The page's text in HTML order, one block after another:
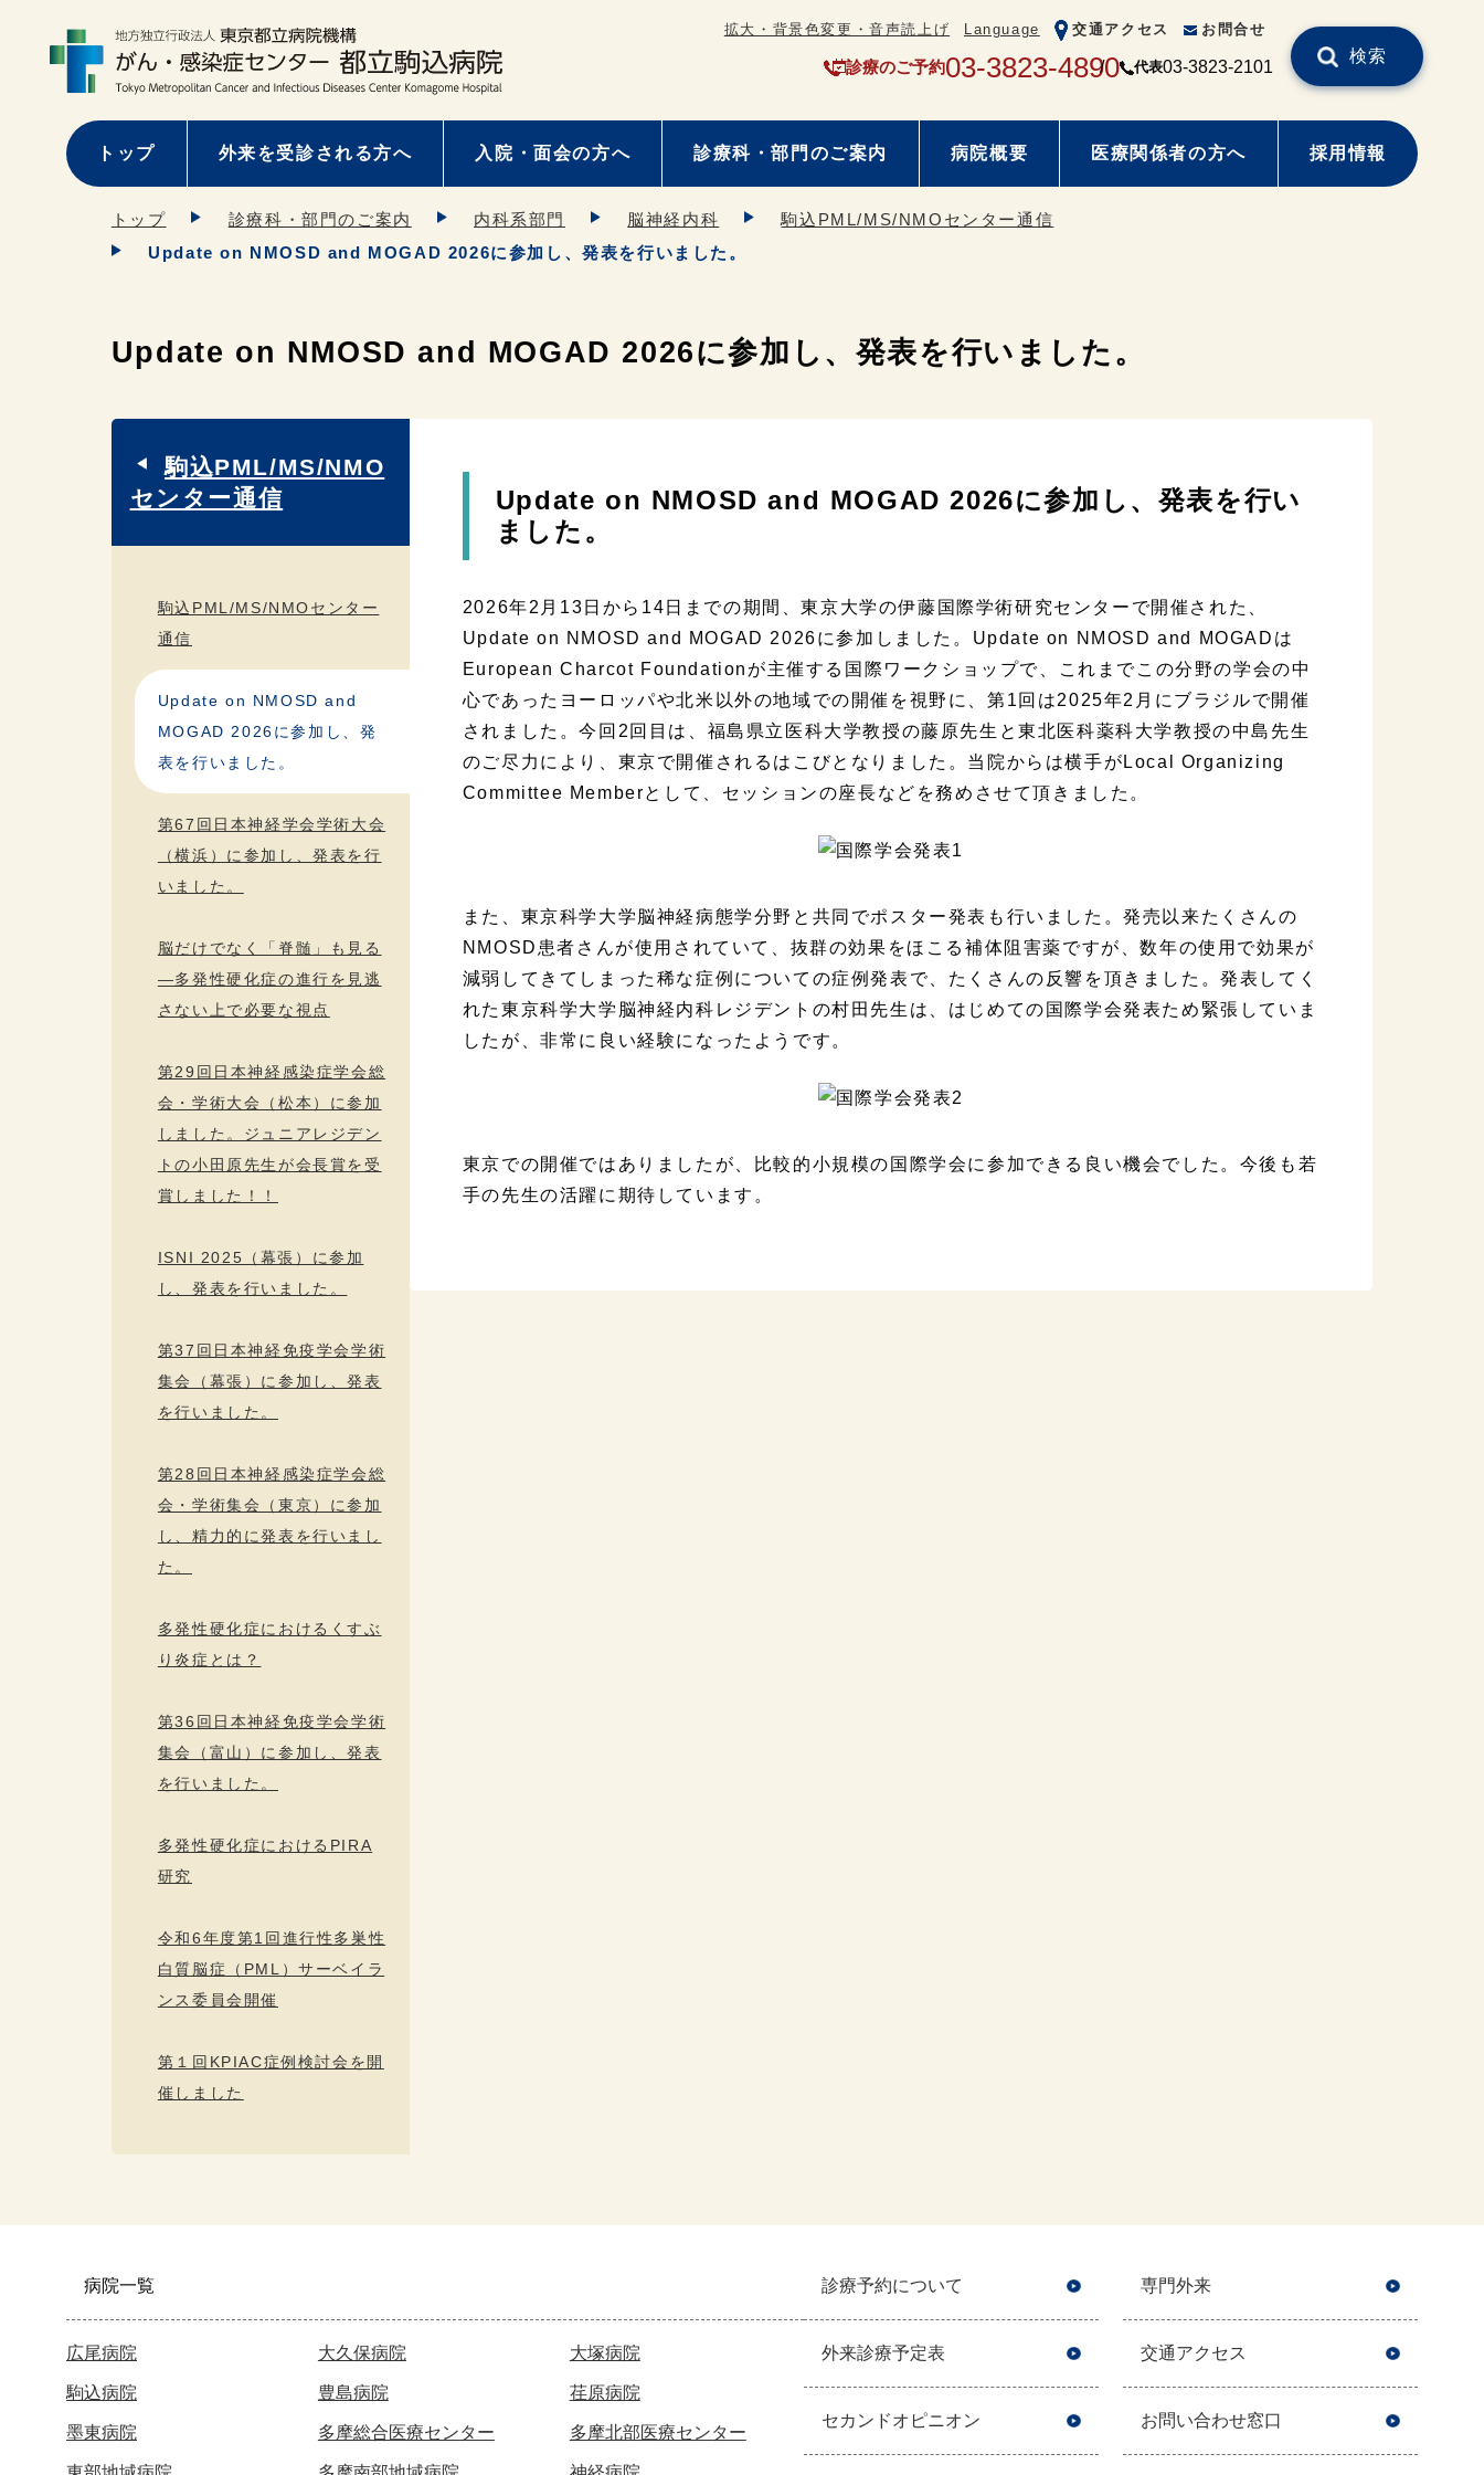
拡大・背景色変更・音声読上げ Language 交通アクセス お問合せ
診療のご予約03-3823-4890 代表03-3823-2101
検索
トップ 外来を受診される方へ 入院・面会の方へ 診療科・部門のご案内 病院概要 医療関係者の方へ 採用情報
トップ 診療科・部門のご案内 内科系部門 脳神経内科
駒込PML/MS/NMOセンター通信
Update on NMOSD and MOGAD 2026に参加し、発表を行いました。
Update on NMOSD and MOGAD 2026に参加し、発表を行いました。
Update on NMOSD and MOGAD 2026に参加し、発表を行い
ました。
2026年2月13日から14日までの期間、東京大学の伊藤国際学術研究センターで開催された、
Update on NMOSD and MOGAD 2026に参加しました。Update on NMOSD and MOGADは
European Charcot Foundationが主催する国際ワークショップで、これまでこの分野の学会の中
心であったヨーロッパや北米以外の地域での開催を視野に、第1回は2025年2月にブラジルで開催
されました。今回2回目は、福島県立医科大学教授の藤原先生と東北医科薬科大学教授の中島先生
のご尽力により、東京で開催されるはこびとなりました。当院からは横手がLocal Organizing
Committee Memberとして、セッションの座長などを務めさせて頂きました。
また、東京科学大学脳神経病態学分野と共同でポスター発表も行いました。発売以来たくさんの
NMOSD患者さんが使用されていて、抜群の効果をほこる補体阻害薬ですが、数年の使用で効果が
減弱してきてしまった稀な症例についての症例発表で、たくさんの反響を頂きました。発表してく
れた東京科学大学脳神経内科レジデントの村田先生は、はじめての国際学会発表ため緊張していま
したが、非常に良い経験になったようです。
東京での開催ではありましたが、比較的小規模の国際学会に参加できる良い機会でした。今後も若
手の先生の活躍に期待しています。
駒込PML/MS/NMO
センター通信
駒込PML/MS/NMOセンター
通信
Update on NMOSD and
MOGAD 2026に参加し、発
表を行いました。
第67回日本神経学会学術大会
（横浜）に参加し、発表を行
いました。
脳だけでなく「脊髄」も見る
―多発性硬化症の進行を見逃
さない上で必要な視点
第29回日本神経感染症学会総
会・学術大会（松本）に参加
しました。ジュニアレジデン
トの小田原先生が会長賞を受
賞しました！！
ISNI 2025（幕張）に参加
し、発表を行いました。
第37回日本神経免疫学会学術
集会（幕張）に参加し、発表
を行いました。
第28回日本神経感染症学会総
会・学術集会（東京）に参加
し、精力的に発表を行いまし
た。
多発性硬化症におけるくすぶ
り炎症とは？
第36回日本神経免疫学会学術
集会（富山）に参加し、発表
を行いました。
多発性硬化症におけるPIRA
研究
令和6年度第1回進行性多巣性
白質脳症（PML）サーベイラ
ンス委員会開催
第１回KPIAC症例検討会を開
催しました
病院一覧
広尾病院 大久保病院 大塚病院
駒込病院 豊島病院 荏原病院
墨東病院 多摩総合医療センター 多摩北部医療センター
診療予約について
外来診療予定表
セカンドオピニオン
専門外来
交通アクセス
お問い合わせ窓口